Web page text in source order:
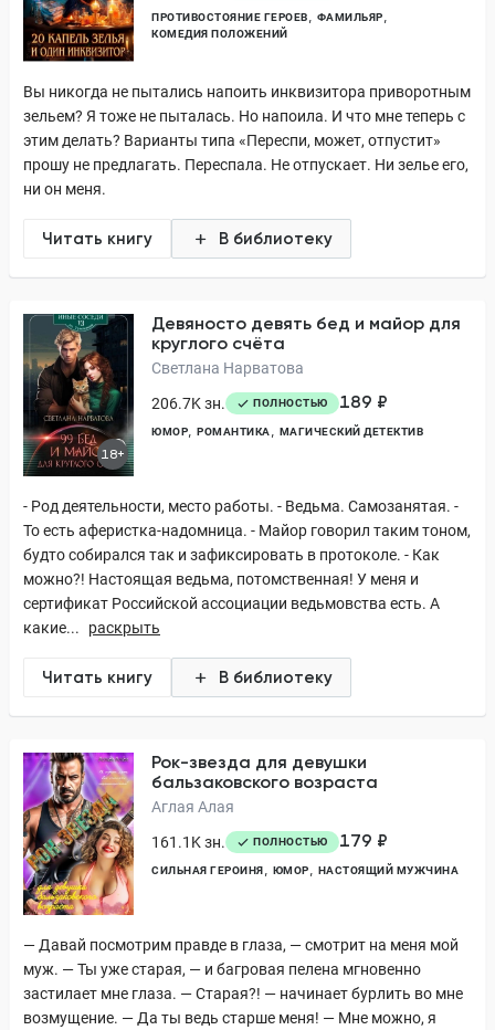
ПРОТИВОСТОЯНИЕ ГЕРОЕВ
ФАМИЛЬЯР
КОМЕДИЯ ПОЛОЖЕНИЙ
Вы никогда не пытались напоить инквизитора приворотным
зельем? Я тоже не пыталась. Но напоила. И что мне теперь с
этим делать? Варианты типа «Переспи, может, отпустит»
прошу не предлагать. Переспала. Не отпускает. Ни зелье его,
ни он меня.
Читать книгу В библиотеку
18+
Девяносто девять бед и майор для
круглого счёта
Светлана Нарватова
206.7K зн.
ПОЛНОСТЬЮ 189 ₽
ЮМОР РОМАНТИКА МАГИЧЕСКИЙ ДЕТЕКТИВ
- Род деятельности, место работы. - Ведьма. Самозанятая. -
То есть аферистка-надомница. - Майор говорил таким тоном,
будто собирался так и зафиксировать в протоколе. - Как
можно?! Настоящая ведьма, потомственная! У меня и
сертификат Российской ассоциации ведьмовства есть. А
какие...
раскрыть
Читать книгу В библиотеку
Рок-звезда для девушки
бальзаковского возраста
Аглая Алая
161.1K зн.
ПОЛНОСТЬЮ 179 ₽
СИЛЬНАЯ ГЕРОИНЯ ЮМОР НАСТОЯЩИЙ МУЖЧИНА
— Давай посмотрим правде в глаза, — смотрит на меня мой
муж. — Ты уже старая, — и багровая пелена мгновенно
застилает мне глаза. — Старая?! — начинает бурлить во мне
возмущение. — Да ты ведь старше меня! — Мне можно, я